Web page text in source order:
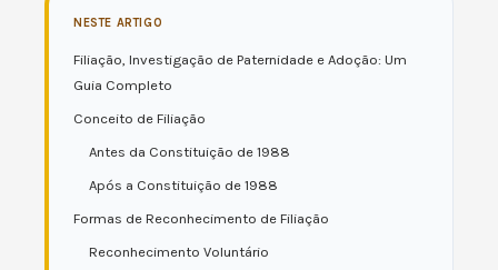
NESTE ARTIGO
Filiação, Investigação de Paternidade e Adoção: Um
Guia Completo
Conceito de Filiação
Antes da Constituição de 1988
Após a Constituição de 1988
Formas de Reconhecimento de Filiação
Reconhecimento Voluntário